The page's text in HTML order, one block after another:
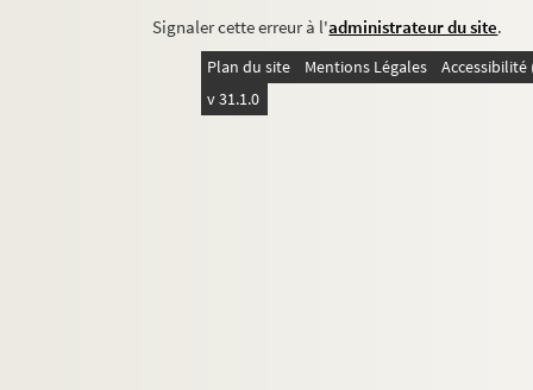
Signaler cette erreur à l'administrateur du site.
Plan du site Mentions Légales
v 31.1.0